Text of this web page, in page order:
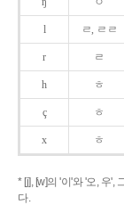
l ㄹ, ㄹㄹ
r ㄹ
h ㅎ
ç ㅎ
x ㅎ
* [j], [w]의 '이'와 '오, 우',
다.